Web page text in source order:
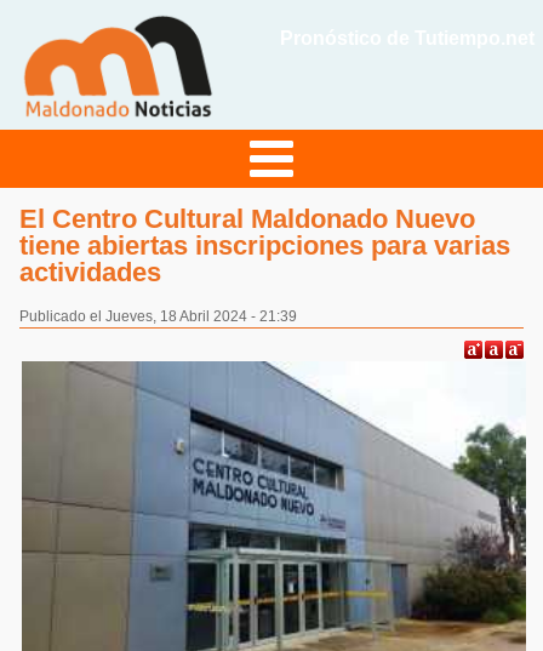
El Centro Cultural Maldonado Nuevo
tiene abiertas inscripciones para varias
actividades
Publicado el Jueves, 18 Abril 2024 - 21:39